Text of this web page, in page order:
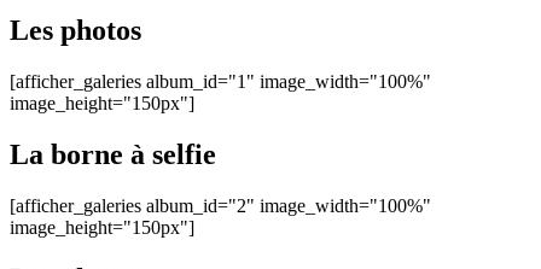
Les photos
[afficher_galeries album_id="1" image_width="100%"
image_height="150px"]
La borne à selfie
[afficher_galeries album_id="2" image_width="100%"
image_height="150px"]